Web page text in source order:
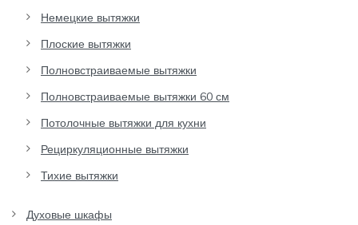
Немецкие вытяжки
Плоские вытяжки
Полновстраиваемые вытяжки
Полновстраиваемые вытяжки 60 см
Потолочные вытяжки для кухни
Рециркуляционные вытяжки
Тихие вытяжки
Духовые шкафы